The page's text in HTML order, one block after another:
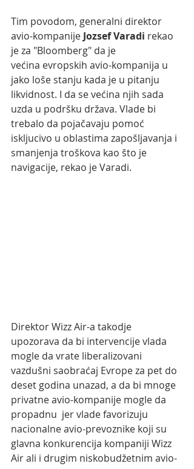
Tim povodom, generalni direktor
avio-kompanije Jozsef Varadi rekao
je za "Bloomberg" da je
većina evropskih avio-kompanija u
jako loše stanju kada je u pitanju
likvidnost. I da se većina njih sada
uzda u podršku država. Vlade bi
trebalo da pojačavaju pomoć
iskljucivo u oblastima zapošljavanja i
smanjenja troškova kao što je
navigacije, rekao je Varadi.
Direktor Wizz Air-a takodje
upozorava da bi intervencije vlada
mogle da vrate liberalizovani
vazdušni saobraćaj Evrope za pet do
deset godina unazad, a da bi mnoge
privatne avio-kompanije mogle da
propadnu  jer vlade favorizuju
nacionalne avio-prevoznike koji su
glavna konkurencija kompaniji Wizz
Air ali i drugim niskobudžetnim avio-